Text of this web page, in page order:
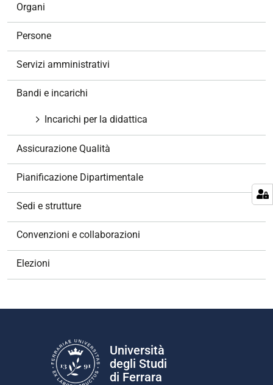
n
Organi
Persone
Servizi amministrativi
Bandi e incarichi
Incarichi per la didattica
Assicurazione Qualità
Pianificazione Dipartimentale
Sedi e strutture
Convenzioni e collaborazioni
Elezioni
Università
degli Studi
di Ferrara